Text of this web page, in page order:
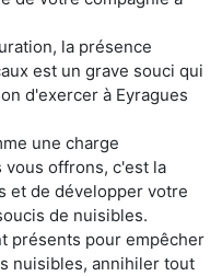
la présence
est un grave souci qui
d'exercer à Eyragues
une charge
vous offrons, c'est la
et de développer votre
de nuisibles.
présents pour empêcher
nuisibles, annihiler tout